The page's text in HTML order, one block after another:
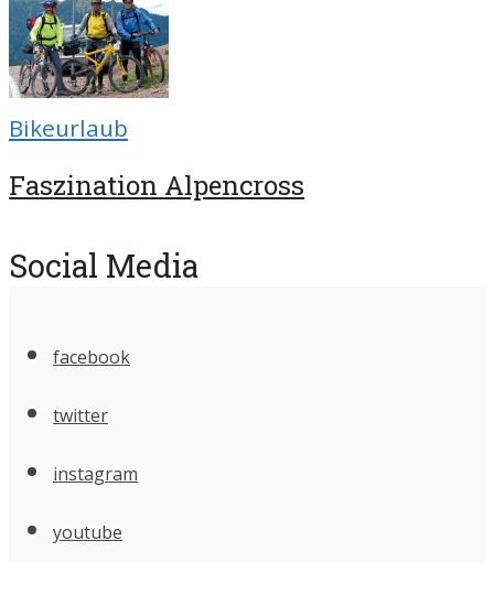
Bikeurlaub
Faszination Alpencross
Social Media
facebook
twitter
instagram
youtube